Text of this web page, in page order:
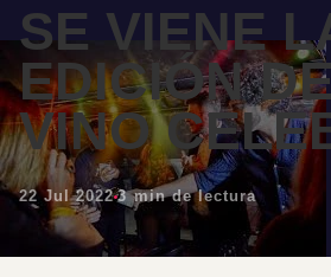
Mendoza Malbec
SE VIENE
EDICIÓN
VINO
22 Jul 2022 3 min de lectura